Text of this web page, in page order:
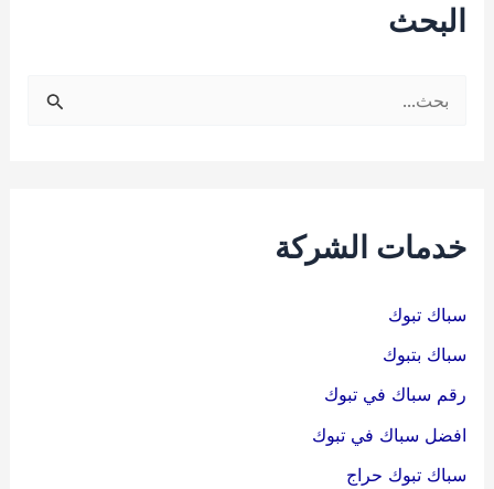
البحث
خدمات الشركة
سباك تبوك
سباك بتبوك
رقم سباك في تبوك
افضل سباك في تبوك
سباك تبوك حراج